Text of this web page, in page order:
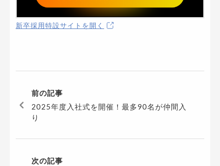
新卒採用特設サイトを開く
前の記事
2025年度入社式を開催！最多90名が仲間入
り
次の記事